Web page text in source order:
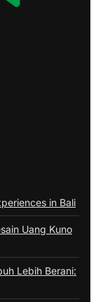
in Bali
Uang Kuno
Lebih Berani: